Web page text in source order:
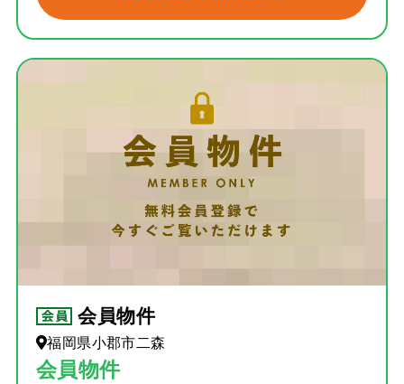
会員物件
福岡県小郡市二森
会員物件